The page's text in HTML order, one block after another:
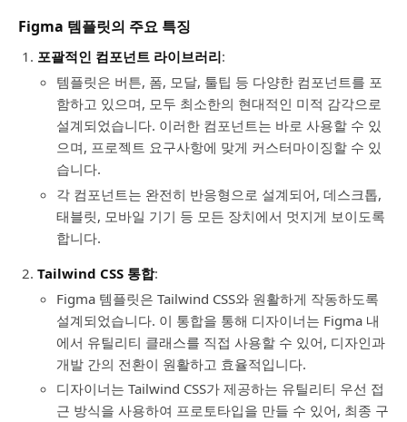
Figma 템플릿의 주요 특징
포괄적인 컴포넌트 라이브러리:
템플릿은 버튼, 폼, 모달, 툴팁 등 다양한 컴포넌트를 포
함하고 있으며, 모두 최소한의 현대적인 미적 감각으로
설계되었습니다. 이러한 컴포넌트는 바로 사용할 수 있
으며, 프로젝트 요구사항에 맞게 커스터마이징할 수 있
습니다.
각 컴포넌트는 완전히 반응형으로 설계되어, 데스크톱,
태블릿, 모바일 기기 등 모든 장치에서 멋지게 보이도록
합니다.
Tailwind CSS 통합:
Figma 템플릿은 Tailwind CSS와 원활하게 작동하도록
설계되었습니다. 이 통합을 통해 디자이너는 Figma 내
에서 유틸리티 클래스를 직접 사용할 수 있어, 디자인과
개발 간의 전환이 원활하고 효율적입니다.
디자이너는 Tailwind CSS가 제공하는 유틸리티 우선 접
근 방식을 사용하여 프로토타입을 만들 수 있어, 최종 구